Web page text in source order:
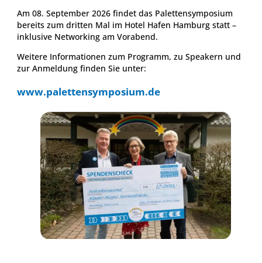
Am 08. September 2026 findet das Palettensymposium
bereits zum dritten Mal im Hotel Hafen Hamburg statt –
inklusive Networking am Vorabend.
Weitere Informationen zum Programm, zu Speakern und
zur Anmeldung finden Sie unter:
www.palettensymposium.de